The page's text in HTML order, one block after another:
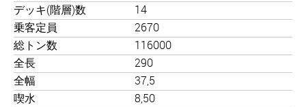
デッキ(階層)数
14
乗客定員
2670
総トン数
116000
全長
290
全幅
37,5
喫水
8,50